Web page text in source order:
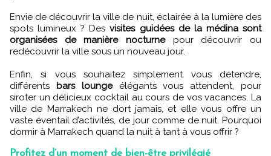
Envie de découvrir la ville de nuit, éclairée à la lumière des
spots lumineux ? Des visites guidées de la médina sont
organisées de manière nocturnepour découvrir ou
redécouvrir la ville sous un nouveau jour.
Enfin, si vous souhaitez simplement vous détendre,
différents bars loungeélégants vous attendent, pour
siroter un délicieux cocktail au cours de vos vacances. La
ville de Marrakech ne dort jamais, et elle vous offre un
vaste éventail d’activités, de jour comme de nuit. Pourquoi
dormir à Marrakech quand la nuit à tant à vous offrir ?
Profitez d’un moment de bien-être privilégié